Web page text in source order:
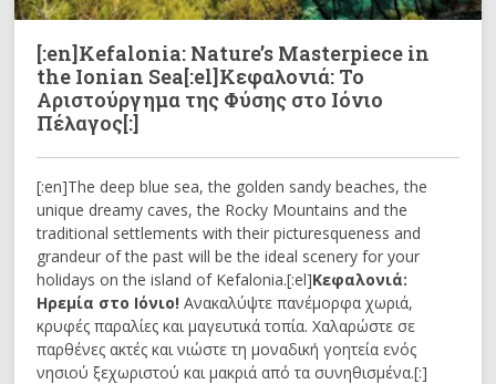
[:en]Kefalonia: Nature’s Masterpiece in
the Ionian Sea[:el]Κεφαλονιά: Το
Αριστούργημα της Φύσης στο Ιόνιο
Πέλαγος[:]
[:en]The deep blue sea, the golden sandy beaches, the
unique dreamy caves, the Rocky Mountains and the
traditional settlements with their picturesqueness and
grandeur of the past will be the ideal scenery for your
holidays on the island of Kefalonia.[:el]Κεφαλονιά:
Ηρεμία στο Ιόνιο!Ανακαλύψτε πανέμορφα χωριά,
κρυφές παραλίες και μαγευτικά τοπία. Χαλαρώστε σε
παρθένες ακτές και νιώστε τη μοναδική γοητεία ενός
νησιού ξεχωριστού και μακριά από τα συνηθισμένα.[:]